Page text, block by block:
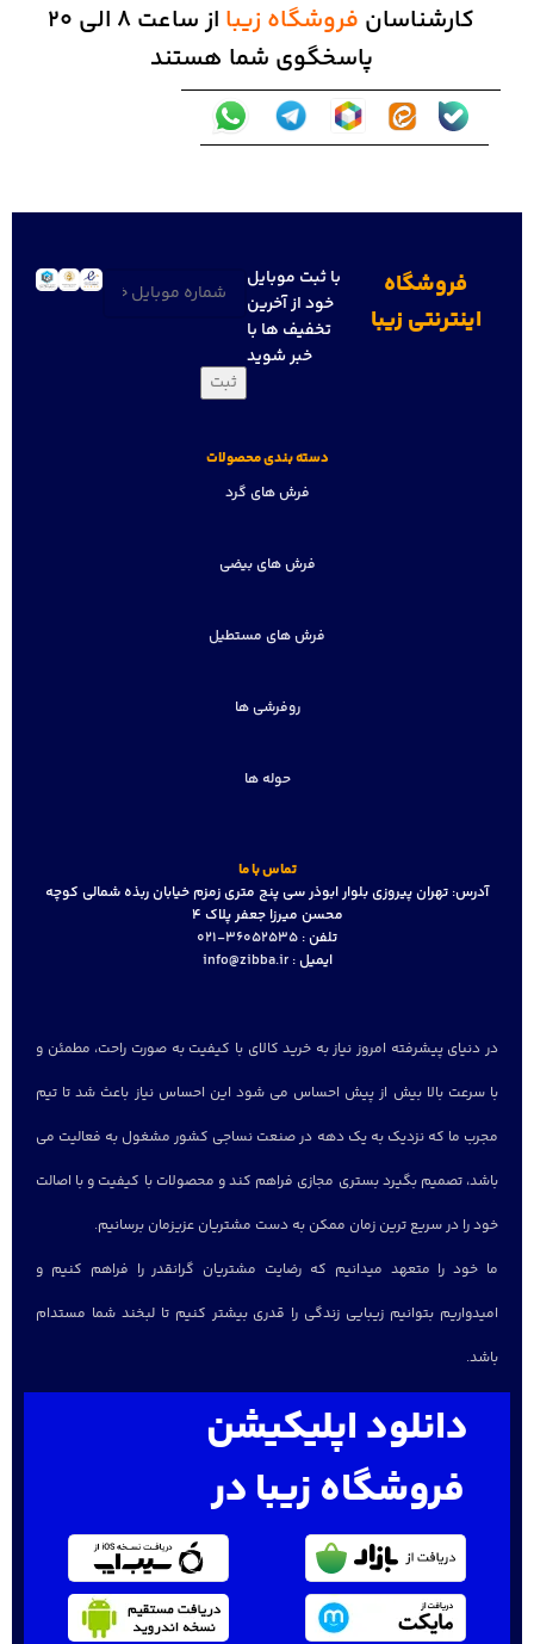
کارشناسان فروشگاه زیبا
از ساعت 8 الی 20
پاسخگوی شما هستند
فروشگاه
اینترنتی زیبا
با ثبت موبایل
خود از آخرین
تخفیف ها با
خبر شوید
تلفن (ضروری)
دسته بندی محصولات
فرش های گرد
فرش های بیضی
فرش های مستطیل
روفرشی ها
حوله ها
تماس با ما
آدرس: تهران پیروزی بلوار ابوذر سی پنج متری زمزم خیابان ربذه شمالی کوچه
محسن میرزا جعفر پلاک 4
تلفن : 36052535-021
ایمیل :info@zibba.ir
در دنیای پیشرفته امروز نیاز به خرید کالای با کیفیت به صورت راحت، مطمئن و
با سرعت بالا بیش از پیش احساس می شود این احساس نیاز باعث شد تا تیم
مجرب ما که نزدیک به یک دهه در صنعت نساجی کشور مشغول به فعالیت می
باشد، تصمیم بگیرد بستری مجازی فراهم کند و محصولات با کیفیت و با اصالت
خود را در سریع ترین زمان ممکن به دست مشتریان عزیزمان برسانیم.
ما خود را متعهد میدانیم که رضایت مشتریان گرانقدر را فراهم کنیم و
امیدواریم بتوانیم زیبایی زندگی را قدری بیشتر کنیم تا لبخند شما مستدام
باشد.
دانلود اپلیکیشن
فروشگاه زیبا در